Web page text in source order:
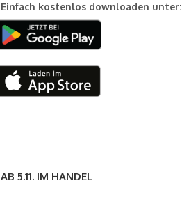
Einfach kostenlos downloaden unter:
AB 5.11. IM HANDEL